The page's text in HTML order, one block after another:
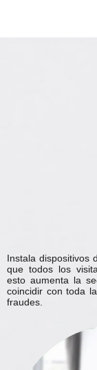
Instala dispositivos
que todos los
esto aumenta la
coincidir con toda
fraudes.